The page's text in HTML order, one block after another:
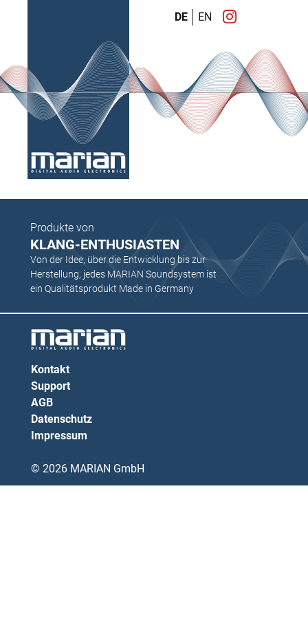
DE EN
Produkte von
KLANG-ENTHUSIASTEN
Von der Idee, über die Entwicklung bis zur
Herstellung, jedes MARIAN Soundsystem ist
ein Qualitätsprodukt Made in Germany
Kontakt
Support
AGB
Datenschutz
Impressum
© 2026 MARIAN GmbH